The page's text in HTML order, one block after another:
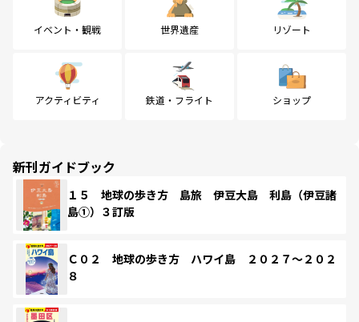
イベント・観戦 世界遺産 リゾート
アクティビティ 鉄道・フライト ショップ
新刊ガイドブック
１５ 地球の歩き方 島旅 伊豆大島 利島（伊豆諸
島①）３訂版
Ｃ０２ 地球の歩き方 ハワイ島 ２０２７～２０２
８